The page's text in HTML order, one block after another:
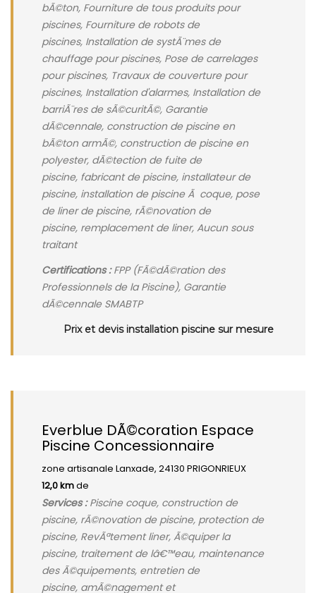
bÃ©ton, Fourniture de tous produits pour
piscines, Fourniture de robots de
piscines, Installation de systÃ¨mes de
chauffage pour piscines, Pose de carrelages
pour piscines, Travaux de couverture pour
piscines, Installation d'alarmes, Installation de
barriÃ¨res de sÃ©curitÃ©, Garantie
dÃ©cennale, construction de piscine en
bÃ©ton armÃ©, construction de piscine en
polyester, dÃ©tection de fuite de
piscine, fabricant de piscine, installateur de
piscine, installation de piscine Ã coque, pose
de liner de piscine, rÃ©novation de
piscine, remplacement de liner, Aucun sous
traitant
Certifications :FPP (FÃ©dÃ©ration des
Professionnels de la Piscine), Garantie
dÃ©cennale SMABTP
Prix et devis installation piscine sur mesure
Everblue DÃ©coration Espace
Piscine Concessionnaire
zone artisanale Lanxade, 24130 PRIGONRIEUX
12,0 kmde
Services :Piscine coque, construction de
piscine, rÃ©novation de piscine, protection de
piscine, RevÃªtement liner, Ã©quiper la
piscine, traitement de lâ€™eau, maintenance
des Ã©quipements, entretien de
piscine, amÃ©nagement et